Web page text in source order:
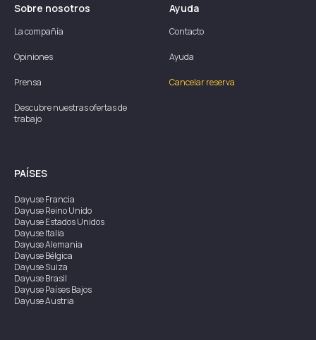
Sobre nosotros
La compañía
Opiniones
Prensa
Descubre nuestras ofertas de
trabajo
Ayuda
Contacto
Ayuda
Cancelar reserva
PAÍSES
DayuseFrancia
DayuseReino Unido
DayuseEstados Unidos
DayuseItalia
DayuseAlemania
DayuseBélgica
DayuseSuiza
DayuseBrasil
DayusePaíses Bajos
DayuseAustria